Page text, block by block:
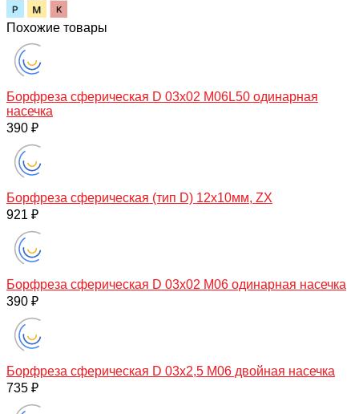
Похожие товары
Борфреза сферическая D 03х02 M06L50 одинарная
насечка
390 ₽
Борфреза сферическая (тип D) 12х10мм, ZX
921 ₽
Борфреза сферическая D 03х02 M06 одинарная насечка
390 ₽
Борфреза сферическая D 03х2,5 M06 двойная насечка
735 ₽